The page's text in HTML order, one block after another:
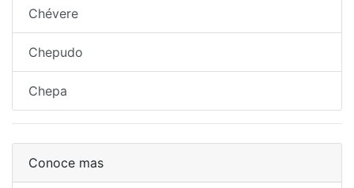
Chévere
Chepudo
Chepa
Conoce mas